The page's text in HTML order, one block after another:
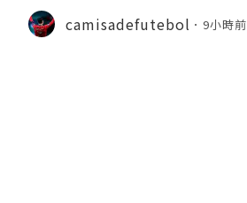
-época
camisadefutebol 9小時前